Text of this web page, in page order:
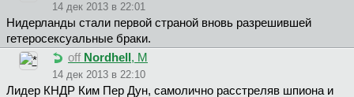
14 дек 2013 в 22:01
Нидерланды стали первой страной вновь разрешившей
гетеросексуальные браки.
off Nordhell , М
14 дек 2013 в 22:10
Лидер КНДР Ким Пер Дун, самолично расстреляв шпиона и